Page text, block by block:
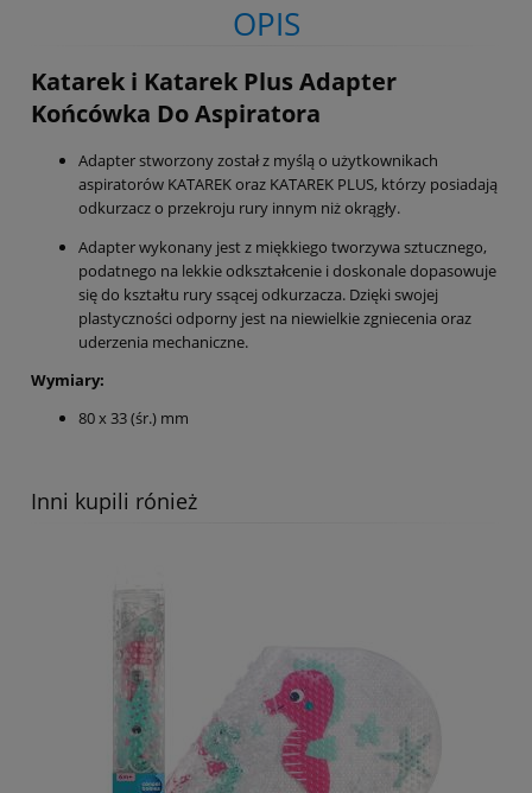
OPIS
Katarek i Katarek Plus Adapter
Końcówka Do Aspiratora
Adapter stworzony został z myślą o użytkownikach
aspiratorów KATAREK oraz KATAREK PLUS, którzy posiadają
odkurzacz o przekroju rury innym niż okrągły.
Adapter wykonany jest z miękkiego tworzywa sztucznego,
podatnego na lekkie odkształcenie i doskonale dopasowuje
się do kształtu rury ssącej odkurzacza. Dzięki swojej
plastyczności odporny jest na niewielkie zgniecenia oraz
uderzenia mechaniczne.
Wymiary:
80 x 33 (śr.) mm
Inni kupili rónież